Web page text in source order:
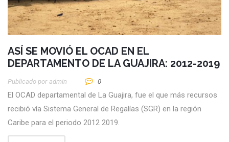
ASÍ SE MOVIÓ EL OCAD EN EL
DEPARTAMENTO DE LA GUAJIRA: 2012-2019
Publicado por Admin 0
El OCAD departamental de La Guajira, fue el que más recursos
recibió vía Sistema General de Regalías (SGR) en la región
Caribe para el periodo 2012 2019.